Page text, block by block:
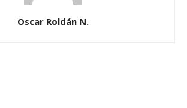
Oscar Roldán N.